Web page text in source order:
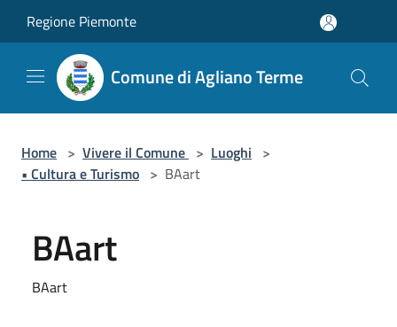
Regione Piemonte
Comune di Agliano Terme
Home > Vivere il Comune > Luoghi >
• Cultura e Turismo > BAart
BAart
BAart